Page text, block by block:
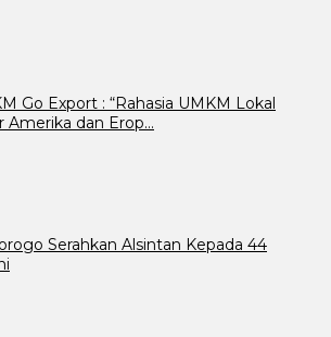
Go Export : “Rahasia UMKM Lokal
Amerika dan Erop…
Serahkan Alsintan Kepada 44